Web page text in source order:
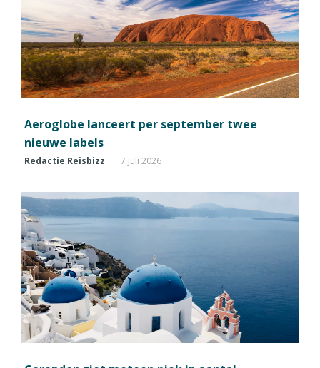
Aeroglobe lanceert per september twee
nieuwe labels
Redactie Reisbizz 7 juli 2026